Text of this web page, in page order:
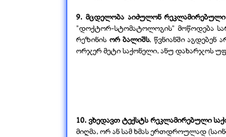
9. მცდელობა აიძულონ
"დოქტორ-სტომატოლოგის" მოწოდება
რეზინის ორ ბალიშს, წვნიანში აგდებენ
ორჯერ მეტი საქონელი, ანუ დახარჯოს
10. ვხედავთ ტექსტს რეკლამირებული
მიღმა, ორ ან სამ ხმას ერთდროულად